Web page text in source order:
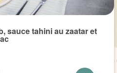
sauce tahini au zaatar et